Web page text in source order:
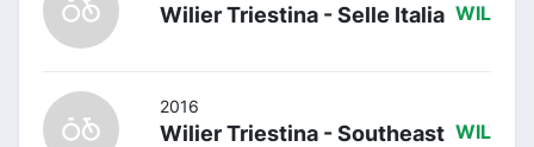
Wilier Triestina - Selle Italia WIL
2016
Wilier Triestina - Southeast WIL